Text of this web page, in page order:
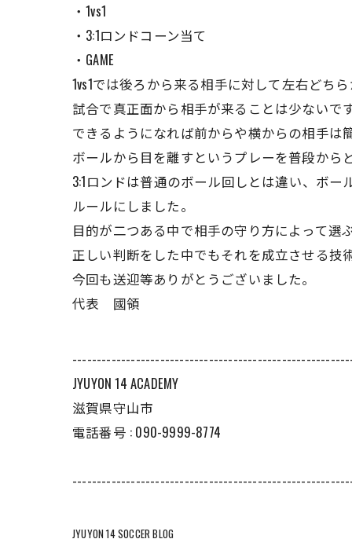
・1vs1
・3:1ロンドコーン当て
・GAME
1vs1では後ろから来る相手に対して左右どち
試合で真正面から相手が来ることは少ないで
できるようになれば前からや横からの相手は
ボールから目を離すというプレーを普段から
3:1ロンドは普通のボール回しとは違い、ボ
ルールにしました。
目的が二つある中で相手の守り方によって選
正しい判断をした中でもそれを成立させる技
今回も送迎等ありがとうございました。
代表 國領
JYUYON 14 ACADEMY
滋賀県守山市
電話番号 : 090-9999-8774
JYUYON 14 SOCCER BLOG